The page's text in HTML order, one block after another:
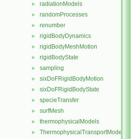
► radiationModels
► randomProcesses
► renumber
► rigidBodyDynamics
► rigidBodyMeshMotion
► rigidBodyState
► sampling
► sixDoFRigidBodyMotion
► sixDoFRigidBodyState
► specieTransfer
► surfMesh
► thermophysicalModels
► ThermophysicalTransportModels